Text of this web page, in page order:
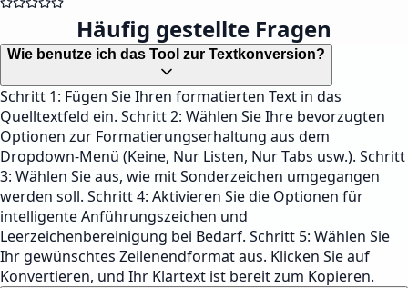
Häufig gestellte Fragen
Wie benutze ich das Tool zur Textkonversion?
Schritt 1: Fügen Sie Ihren formatierten Text in das
Quelltextfeld ein. Schritt 2: Wählen Sie Ihre bevorzugten
Optionen zur Formatierungserhaltung aus dem
Dropdown-Menü (Keine, Nur Listen, Nur Tabs usw.). Schritt
3: Wählen Sie aus, wie mit Sonderzeichen umgegangen
werden soll. Schritt 4: Aktivieren Sie die Optionen für
intelligente Anführungszeichen und
Leerzeichenbereinigung bei Bedarf. Schritt 5: Wählen Sie
Ihr gewünschtes Zeilenendformat aus. Klicken Sie auf
Konvertieren, und Ihr Klartext ist bereit zum Kopieren.